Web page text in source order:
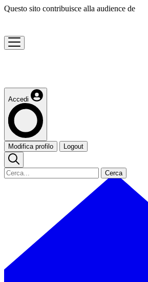
Questo sito contribuisce alla audience de
Accedi
Modifica profilo Logout
Cerca